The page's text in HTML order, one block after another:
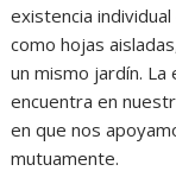
existencia
como hojas
un mismo jardín. La
encuentra en
en que nos
mutuamente.